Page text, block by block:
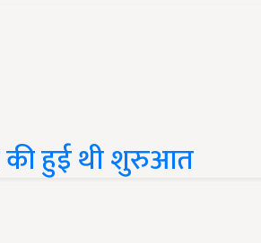
की हुई थी शुरुआत